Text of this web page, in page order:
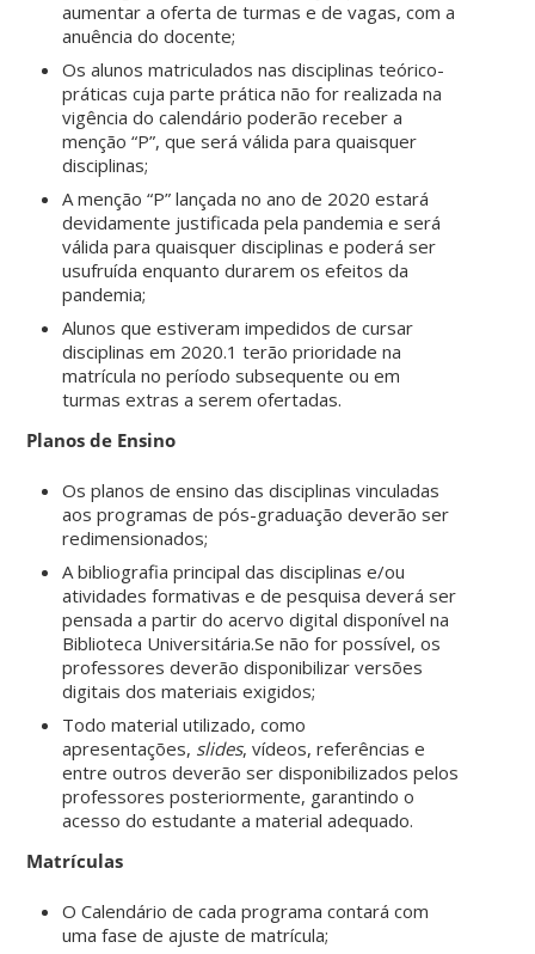
aumentar a oferta de turmas e de vagas, com a
anuência do docente;
Os alunos matriculados nas disciplinas teórico-
práticas cuja parte prática não for realizada na
vigência do calendário poderão receber a
menção “P”, que será válida para quaisquer
disciplinas;
A menção “P” lançada no ano de 2020 estará
devidamente justificada pela pandemia e será
válida para quaisquer disciplinas e poderá ser
usufruída enquanto durarem os efeitos da
pandemia;
Alunos que estiveram impedidos de cursar
disciplinas em 2020.1 terão prioridade na
matrícula no período subsequente ou em
turmas extras a serem ofertadas.
Planos de Ensino
Os planos de ensino das disciplinas vinculadas
aos programas de pós-graduação deverão ser
redimensionados;
A bibliografia principal das disciplinas e/ou
atividades formativas e de pesquisa deverá ser
pensada a partir do acervo digital disponível na
Biblioteca Universitária.Se não for possível, os
professores deverão disponibilizar versões
digitais dos materiais exigidos;
Todo material utilizado, como
apresentações, slides, vídeos, referências e
entre outros deverão ser disponibilizados pelos
professores posteriormente, garantindo o
acesso do estudante a material adequado.
Matrículas
O Calendário de cada programa contará com
uma fase de ajuste de matrícula;